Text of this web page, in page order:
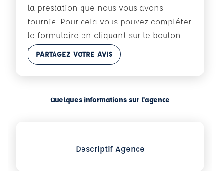
la prestation que nous vous avons
fournie. Pour cela vous pouvez compléter
le formulaire en cliquant sur le bouton
ci-dessous :
En savoir plus
PARTAGEZ VOTRE AVIS
Quelques informations sur l'agence
Descriptif Agence